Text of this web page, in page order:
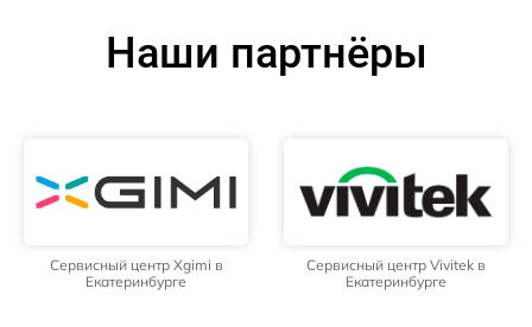
Наши партнёры
Сервисный центр Xgimi в
Екатеринбурге
Сервисный центр Vivitek в
Екатеринбурге